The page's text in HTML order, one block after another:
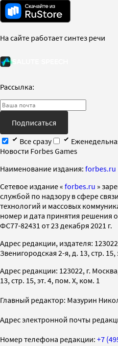
На сайте работает синтез речи
Рассылка:
Подписаться
Все сразу
Новости Forbes Games
Наименование издания: forbes.ru
Cетевое издание « forbes.ru »
службой по надзору в сфере
технологий и массовых
номер и дата принятия решения
ФС77-82431 от 23 декабря 2021 г.
Адрес редакции, издателя:
Звенигородская 2-я, д. 13, стр. 15,
Адрес редакции: 123022, г.
13, стр. 15, эт. 4, пом. X, ком. 1
Главный редактор: Мазурин
Адрес электронной почты
Номер телефона редакции: +7